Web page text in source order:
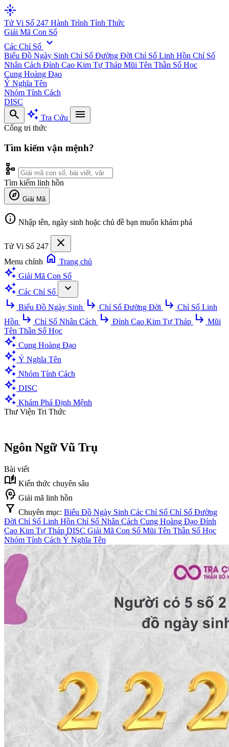
flare
Tử Vi Số 247 Hành Trình Tỉnh Thức
Giải Mã Con Số
Các Chỉ Số expand_more
Biểu Đồ Ngày Sinh Chỉ Số Đường Đời Chỉ Số Linh Hồn Chỉ Số
Nhân Cách Đỉnh Cao Kim Tự Tháp Mũi Tên Thần Số Học
Cung Hoàng Đạo
Ý Nghĩa Tên
Nhóm Tính Cách
DISC
search auto_awesome Tra Cứu menu
Cổng tri thức
Tìm kiếm vận mệnh?
schema
Tìm kiếm linh hồn
explore Giải Mã
info Nhập tên, ngày sinh hoặc chủ đề bạn muốn khám phá
Tử Vi Số 247 close
Menu chính home Trang chủ
auto_awesome Giải Mã Con Số
auto_awesome Các Chỉ Số
expand_more
subdirectory_arrow_right Biểu Đồ Ngày Sinh subdirectory_arrow_right Chỉ Số Đường Đời subdirectory_arrow_right Chỉ Số Linh
Hồn subdirectory_arrow_right Chỉ Số Nhân Cách subdirectory_arrow_right Đỉnh Cao Kim Tự Tháp subdirectory_arrow_right Mũi
Tên Thần Số Học
auto_awesome Cung Hoàng Đạo
auto_awesome Ý Nghĩa Tên
auto_awesome Nhóm Tính Cách
auto_awesome DISC
auto_awesome Khám Phá Định Mệnh
Thư Viện Tri Thức
Ngôn Ngữ Vũ Trụ
Bài viết
auto_stories Kiến thức chuyên sâu
psychology Giải mã linh hồn
filter_alt Chuyên mục: Biểu Đồ Ngày Sinh Các Chỉ Số Chỉ Số Đường
Đời Chỉ Số Linh Hồn Chỉ Số Nhân Cách Cung Hoàng Đạo Đỉnh
Cao Kim Tự Tháp DISC Giải Mã Con Số Mũi Tên Thần Số Học
Nhóm Tính Cách Ý Nghĩa Tên